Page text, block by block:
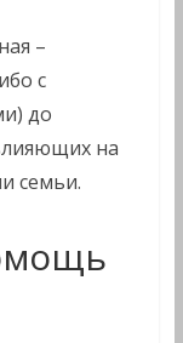
–
с
до
на
семьи.